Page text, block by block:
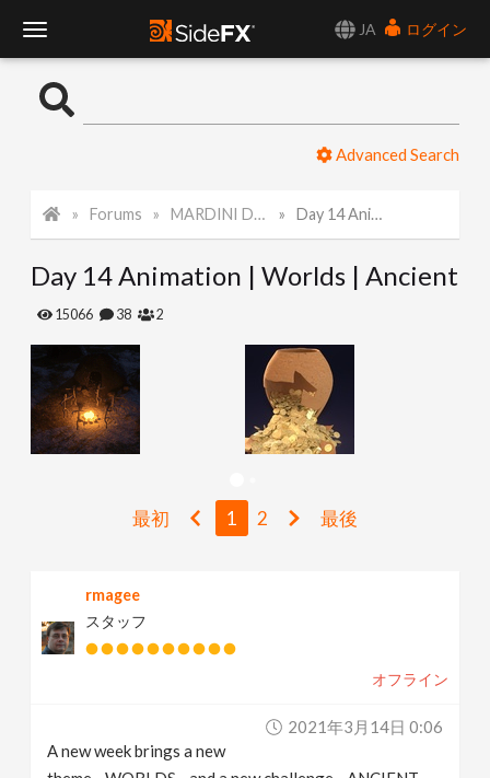
JA
ログイン
o
l
N
a
g
Advanced Search
Forums MARDINI Daily Challenge 2021 Day 14 Animation | Worlds | Ancient
Day 14 Animation | Worlds | Ancient
15066 38 2
最初 1 2 最後
rmagee
スタッフ
オフライン
2021年3月14日 0:06
A new week brings a new